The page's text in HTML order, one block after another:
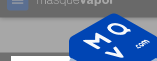
Tu pedido puede ser enviado en